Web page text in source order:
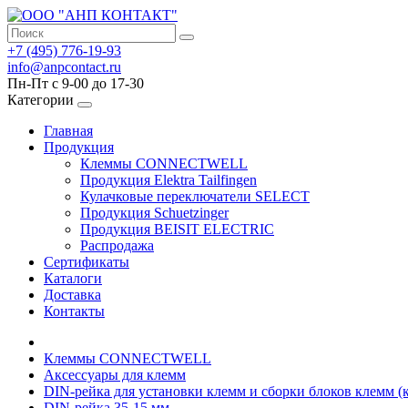
+7 (495) 776-19-93
info@anpcontact.ru
Пн-Пт с 9-00 до 17-30
Категории
Главная
Продукция
Клеммы CONNECTWELL
Продукция Elektra Tailfingen
Кулачковые переключатели SELECT
Продукция Schuetzinger
Продукция BEISIT ELECTRIC
Распродажа
Сертификаты
Каталоги
Доставка
Контакты
Клеммы CONNECTWELL
Аксессуары для клемм
DIN-рейка для установки клемм и сборки блоков клемм